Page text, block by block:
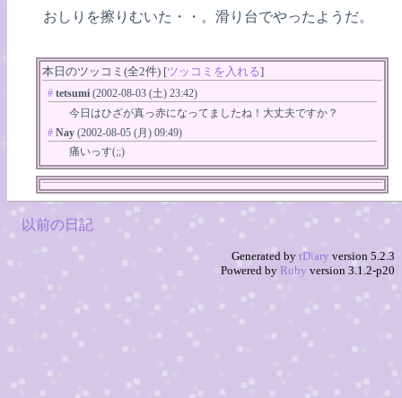
おしりを擦りむいた・・。滑り台でやったようだ。
本日のツッコミ(全2件) [ツッコミを入れる]
# tetsumi (2002-08-03 (土) 23:42)
今日はひざが真っ赤になってましたね！大丈夫ですか？
# Nay (2002-08-05 (月) 09:49)
痛いっす(;;)
以前の日記
Generated by tDiary version 5.2.3
Powered by Ruby version 3.1.2-p20